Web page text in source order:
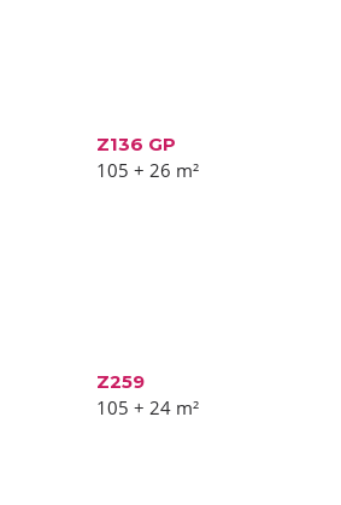
Z136 GP
105 + 26 m²
Z259
105 + 24 m²